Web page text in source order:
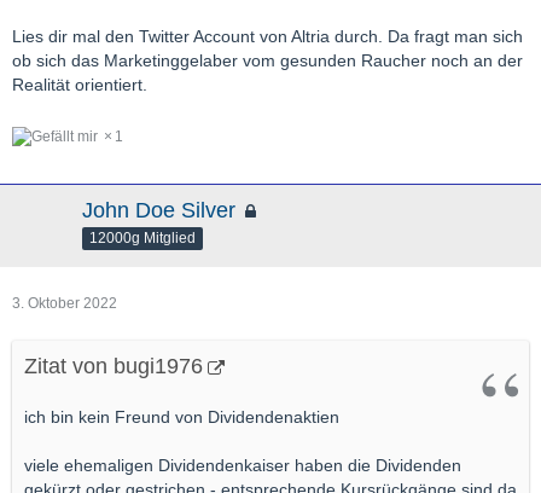
Lies dir mal den Twitter Account von Altria durch. Da fragt man sich
ob sich das Marketinggelaber vom gesunden Raucher noch an der
Realität orientiert.
1
John Doe Silver
12000g Mitglied
3. Oktober 2022
Zitat von bugi1976
ich bin kein Freund von Dividendenaktien
viele ehemaligen Dividendenkaiser haben die Dividenden